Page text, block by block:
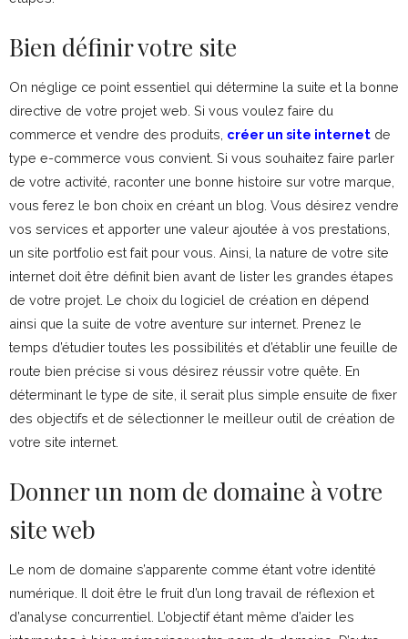
Bien définir votre site
On néglige ce point essentiel qui détermine la suite et la bonne
directive de votre projet web. Si vous voulez faire du
commerce et vendre des produits, créer un site internet de
type e-commerce vous convient. Si vous souhaitez faire parler
de votre activité, raconter une bonne histoire sur votre marque,
vous ferez le bon choix en créant un blog. Vous désirez vendre
vos services et apporter une valeur ajoutée à vos prestations,
un site portfolio est fait pour vous. Ainsi, la nature de votre site
internet doit être définit bien avant de lister les grandes étapes
de votre projet. Le choix du logiciel de création en dépend
ainsi que la suite de votre aventure sur internet. Prenez le
temps d’étudier toutes les possibilités et d’établir une feuille de
route bien précise si vous désirez réussir votre quête. En
déterminant le type de site, il serait plus simple ensuite de fixer
des objectifs et de sélectionner le meilleur outil de création de
votre site internet.
Donner un nom de domaine à votre
site web
Le nom de domaine s’apparente comme étant votre identité
numérique. Il doit être le fruit d’un long travail de réflexion et
d’analyse concurrentiel. L’objectif étant même d’aider les